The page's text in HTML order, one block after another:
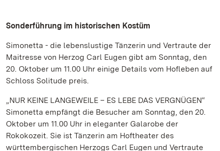
Sonderführung im historischen Kostüm
Simonetta - die lebenslustige Tänzerin und Vertraute der
Maitresse von Herzog Carl Eugen gibt am Sonntag, den
20. Oktober um 11.00 Uhr einige Details vom Hofleben auf
Schloss Solitude preis.
„NUR KEINE LANGEWEILE – ES LEBE DAS VERGNÜGEN“
Simonetta empfängt die Besucher am Sonntag, den 20.
Oktober um 11.00 Uhr in eleganter Galarobe der
Rokokozeit. Sie ist Tänzerin am Hoftheater des
württembergischen Herzogs Carl Eugen und Vertraute